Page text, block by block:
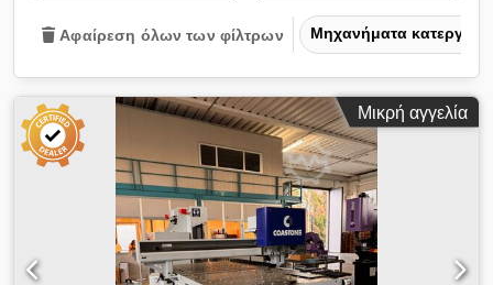
Αφαίρεση όλων των φίλτρων Μηχανήματα
Μικρή αγγελία